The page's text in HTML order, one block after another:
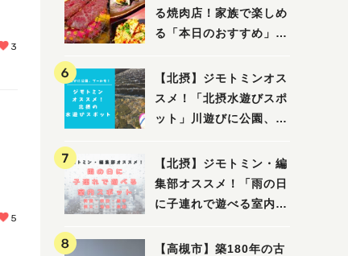
3
5
る焼肉店！家族で楽しめ
る「本日のおすすめ」で
【北摂】ジモトミンオス
スメ！「北摂水遊びスポ
ット」川遊びに公園、プ
吹田・茨木・高槻）
【北摂】ジモトミン・編
集部オススメ！「雨の日
に子連れで遊べる室内ス
箕面・吹田・豊中・茨
【高槻市】築180年の古